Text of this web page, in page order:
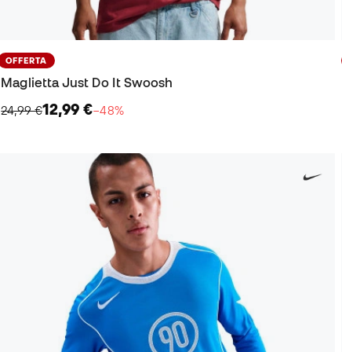
OFFERTA
Maglietta Just Do It Swoosh
24,99 €12,99 €−48%